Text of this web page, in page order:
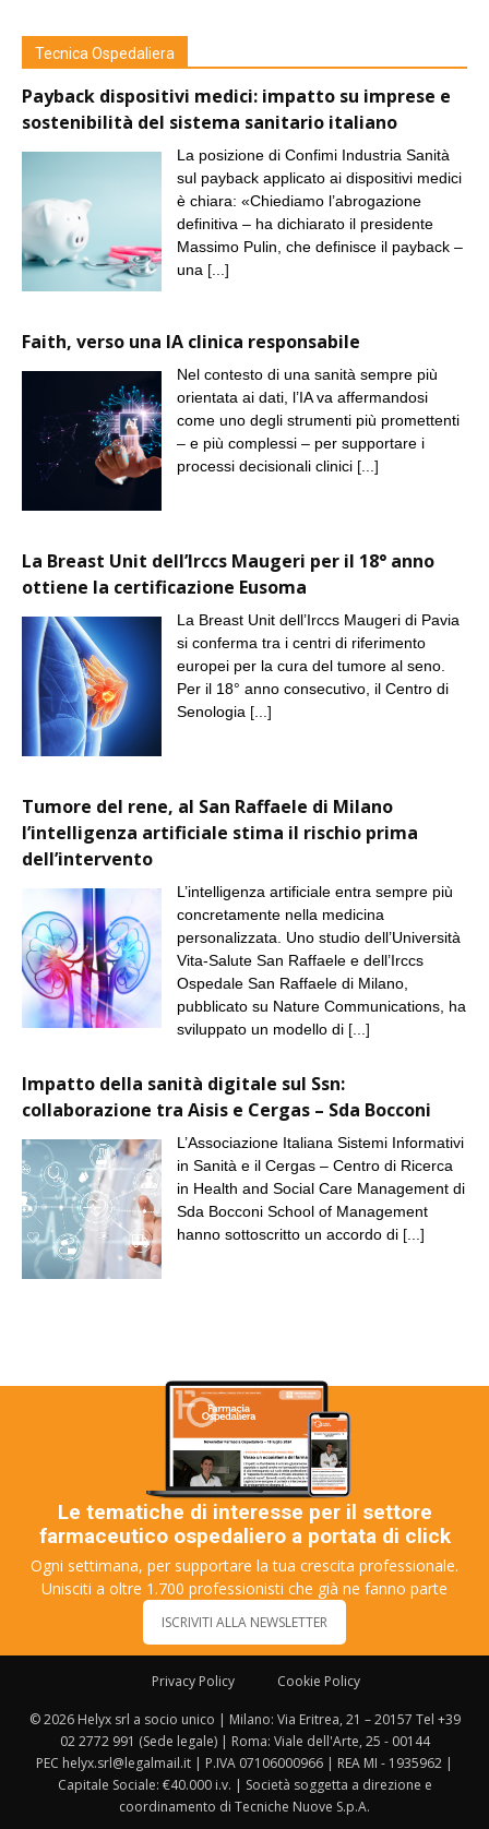
Tecnica Ospedaliera
Payback dispositivi medici: impatto su imprese e
sostenibilità del sistema sanitario italiano
La posizione di Confimi Industria Sanità
sul payback applicato ai dispositivi medici
è chiara: «Chiediamo l’abrogazione
definitiva – ha dichiarato il presidente
Massimo Pulin, che definisce il payback –
una [...]
Faith, verso una IA clinica responsabile
Nel contesto di una sanità sempre più
orientata ai dati, l’IA va affermandosi
come uno degli strumenti più promettenti
– e più complessi – per supportare i
processi decisionali clinici [...]
La Breast Unit dell’Irccs Maugeri per il 18° anno
ottiene la certificazione Eusoma
La Breast Unit dell’Irccs Maugeri di Pavia
si conferma tra i centri di riferimento
europei per la cura del tumore al seno.
Per il 18° anno consecutivo, il Centro di
Senologia [...]
Tumore del rene, al San Raffaele di Milano
l’intelligenza artificiale stima il rischio prima
dell’intervento
L’intelligenza artificiale entra sempre più
concretamente nella medicina
personalizzata. Uno studio dell’Università
Vita-Salute San Raffaele e dell’Irccs
Ospedale San Raffaele di Milano,
pubblicato su Nature Communications, ha
sviluppato un modello di [...]
Impatto della sanità digitale sul Ssn:
collaborazione tra Aisis e Cergas – Sda Bocconi
L’Associazione Italiana Sistemi Informativi
in Sanità e il Cergas – Centro di Ricerca
in Health and Social Care Management di
Sda Bocconi School of Management
hanno sottoscritto un accordo di [...]
Le tematiche di interesse per il settore
farmaceutico ospedaliero a portata di click
Ogni settimana, per supportare la tua crescita professionale.
Unisciti a oltre 1.700 professionisti che già ne fanno parte
ISCRIVITI ALLA NEWSLETTER
Privacy Policy Cookie Policy
© 2026 Helyx srl a socio unico | Milano: Via Eritrea, 21 – 20157 Tel +39
02 2772 991 (Sede legale) | Roma: Viale dell'Arte, 25 - 00144
PEC helyx.srl@legalmail.it | P.IVA 07106000966 | REA MI - 1935962 |
Capitale Sociale: €40.000 i.v. | Società soggetta a direzione e
coordinamento di Tecniche Nuove S.p.A.